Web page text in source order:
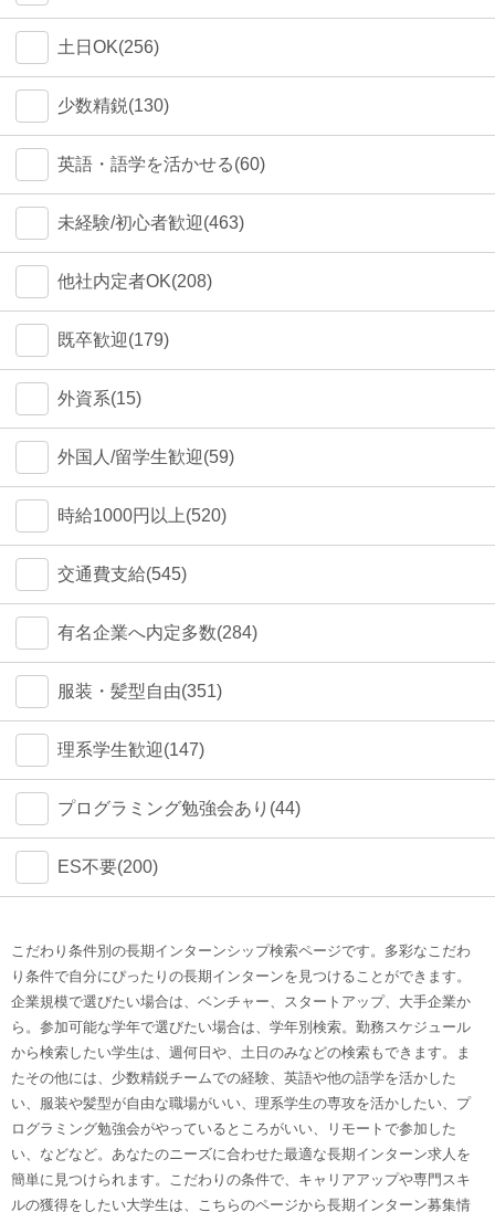
土日OK(256)
少数精鋭(130)
英語・語学を活かせる(60)
未経験/初心者歓迎(463)
他社内定者OK(208)
既卒歓迎(179)
外資系(15)
外国人/留学生歓迎(59)
時給1000円以上(520)
交通費支給(545)
有名企業へ内定多数(284)
服装・髪型自由(351)
理系学生歓迎(147)
プログラミング勉強会あり(44)
ES不要(200)
こだわり条件別の長期インターンシップ検索ページです。多彩なこだわ
り条件で自分にぴったりの長期インターンを見つけることができます。
企業規模で選びたい場合は、ベンチャー、スタートアップ、大手企業か
ら。参加可能な学年で選びたい場合は、学年別検索。勤務スケジュール
から検索したい学生は、週何日や、土日のみなどの検索もできます。ま
たその他には、少数精鋭チームでの経験、英語や他の語学を活かした
い、服装や髪型が自由な職場がいい、理系学生の専攻を活かしたい、プ
ログラミング勉強会がやっているところがいい、リモートで参加した
い、などなど。あなたのニーズに合わせた最適な長期インターン求人を
簡単に見つけられます。こだわりの条件で、キャリアアップや専門スキ
ルの獲得をしたい大学生は、こちらのページから長期インターン募集情